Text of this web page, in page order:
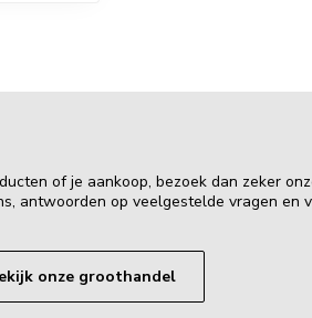
of je aankoop, bezoek dan zeker
antwoorden op veelgestelde vragen en
onze groothandel